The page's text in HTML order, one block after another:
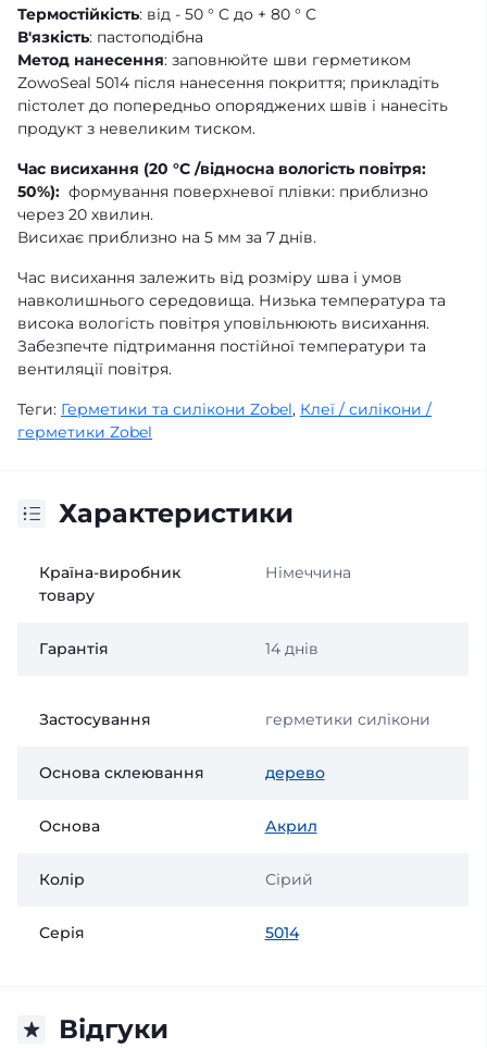
Термостійкість: від - 50 ° C до + 80 ° C
В'язкість: пастоподібна
Метод нанесення: заповнюйте шви герметиком
ZowoSeal 5014 після нанесення покриття; прикладіть
пістолет до попередньо опоряджених швів і нанесіть
продукт з невеликим тиском.
Час висихання (20 °C /відносна вологість повітря:
50%): формування поверхневої плівки: приблизно
через 20 хвилин.
Висихає приблизно на 5 мм за 7 днів.
Час висихання залежить від розміру шва і умов
навколишнього середовища. Низька температура та
висока вологість повітря уповільнюють висихання.
Забезпечте підтримання постійної температури та
вентиляції повітря.
Теги: Герметики та силікони Zobel, Клеї / силікони /
герметики Zobel
Характеристики
Країна-виробник
товару
Німеччина
Гарантія 14 днів
Застосування герметики силікони
Основа склеювання дерево
Основа Акрил
Колір Сірий
Серія 5014
Відгуки